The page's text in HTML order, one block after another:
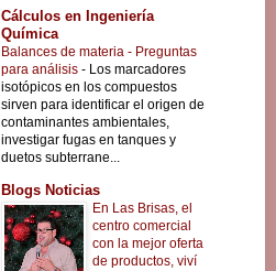
Cálculos en Ingeniería
Química
Balances de materia - Preguntas
para análisis - Los marcadores
isotópicos en los compuestos
sirven para identificar el origen de
contaminantes ambientales,
investigar fugas en tanques y
duetos subterrane...
Blogs Noticias
En Las Brisas, el
centro comercial
con la mejor oferta
de productos, viví